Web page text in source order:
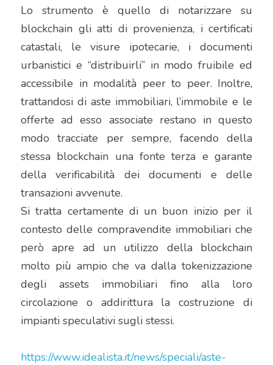
Lo strumento è quello di notarizzare su
blockchain gli atti di provenienza, i certificati
catastali, le visure ipotecarie, i documenti
urbanistici e “distribuirli” in modo fruibile ed
accessibile in modalità peer to peer. Inoltre,
trattandosi di aste immobiliari, l’immobile e le
offerte ad esso associate restano in questo
modo tracciate per sempre, facendo della
stessa blockchain una fonte terza e garante
della verificabilità dei documenti e delle
transazioni avvenute.
Si tratta certamente di un buon inizio per il
contesto delle compravendite immobiliari che
però apre ad un utilizzo della blockchain
molto più ampio che va dalla tokenizzazione
degli assets immobiliari fino alla loro
circolazione o addirittura la costruzione di
impianti speculativi sugli stessi.
https://www.idealista.it/news/speciali/aste-